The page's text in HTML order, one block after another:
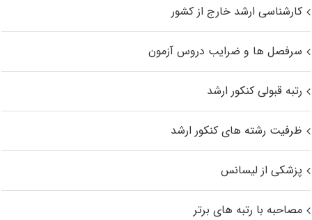
کارشناسی ارشد خارج از کشور
سرفصل ها و ضرایب دروس آزمون
رتبه قبولی کنکور ارشد
ظرفیت رشته های کنکور ارشد
پزشکی از لیسانس
مصاحبه با رتبه های برتر